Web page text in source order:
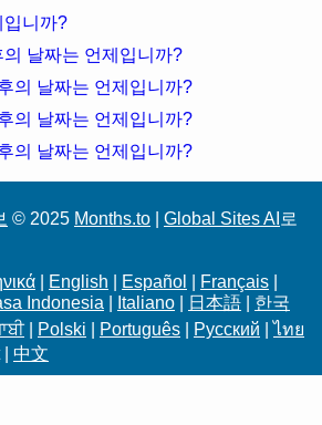
입니까?
날짜는 언제입니까?
의 날짜는 언제입니까?
의 날짜는 언제입니까?
의 날짜는 언제입니까?
© 2025 Months.to Global Sites AI 로
English Español Français
Indonesia Italiano 日本語
한국
| Polski Português Русский |ไทย
| 中文